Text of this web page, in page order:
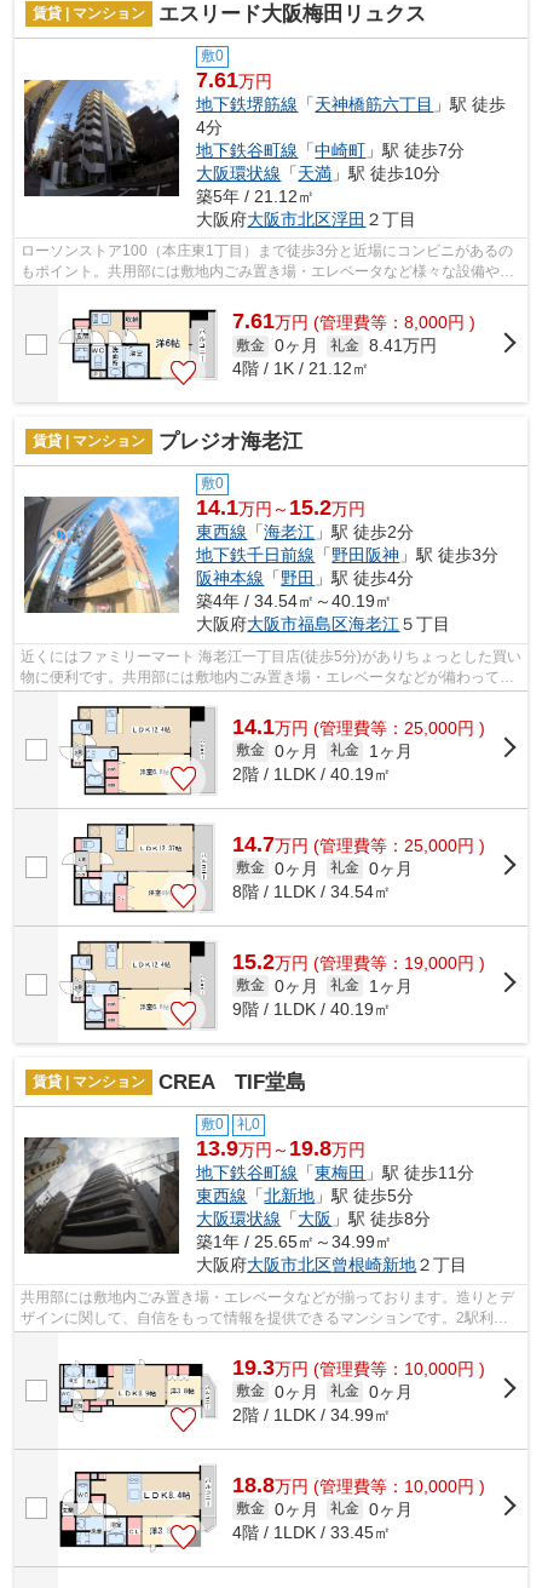
賃貸 | マンション エスリード大阪梅田リュクス
敷0
7.61万円
地下鉄堺筋線 「天神橋筋六丁目 」駅 徒歩
4分
地下鉄谷町線 「中崎町 」駅 徒歩7分
大阪環状線 「天満 」駅 徒歩10分
築5年 / 21.12㎡
大阪府大阪市北区浮田 ２丁目
ローソンストア100（本庄東1丁目）まで徒歩3分と近場にコンビニがあるの
もポイント。共用部には敷地内ごみ置き場・エレベータなど様々な設備やサ
7.61万円 (管理費等：8,000円 )
敷金 0ヶ月 礼金 8.41万円
4階 / 1K / 21.12㎡
賃貸 | マンション プレジオ海老江
敷0
14.1万円～ 15.2万円
東西線 「海老江 」駅 徒歩2分
地下鉄千日前線 「野田阪神 」駅 徒歩3分
阪神本線 「野田 」駅 徒歩4分
築4年 / 34.54㎡～40.19㎡
大阪府大阪市福島区海老江５丁目
近くにはファミリーマート 海老江一丁目店(徒歩5分)がありちょっとした買い
物に便利です。共用部には敷地内ごみ置き場・エレベータなどが備わってお
14.1万円 (管理費等：25,000円 )
敷金 0ヶ月 礼金
1ヶ月
2階 / 1LDK / 40.19㎡
14.7万円 (管理費等：25,000円 )
敷金 0ヶ月 礼金 0ヶ月
8階 / 1LDK / 34.54㎡
15.2万円 (管理費等：19,000円 )
敷金 0ヶ月 礼金
1ヶ月
9階 / 1LDK / 40.19㎡
賃貸 | マンション CREA TIF堂島
敷0 礼0
13.9万円～ 19.8万円
地下鉄谷町線 「東梅田 」駅 徒歩11分
東西線 「北新地 」駅 徒歩5分
大阪環状線 「大阪 」駅 徒歩8分
築1年 / 25.65㎡～34.99㎡
大阪府大阪市北区曾根崎新地２丁目
共用部には敷地内ごみ置き場・エレベータなどが揃っております。造りとデ
ザインに関して、自信をもって情報を提供できるマンションです。2駅利用
19.3万円 (管理費等：10,000円 )
敷金 0ヶ月 礼金 0ヶ月
2階 / 1LDK / 34.99㎡
18.8万円 (管理費等：10,000円 )
敷金 0ヶ月 礼金 0ヶ月
4階 / 1LDK / 33.45㎡